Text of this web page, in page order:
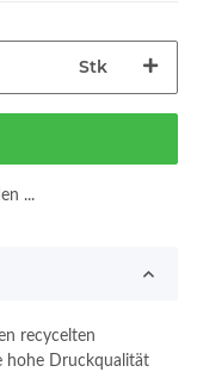
Stk
...
recycelten
hohe Druckqualität